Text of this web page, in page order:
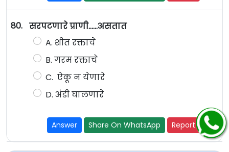
80. सरपटणारे प्राणी……असतात
A. शीत रक्ताचे
B. गरम रक्ताचे
C. ऐकू न येणारे
D. अंडी घालणारे
Answer Share On WhatsApp Report